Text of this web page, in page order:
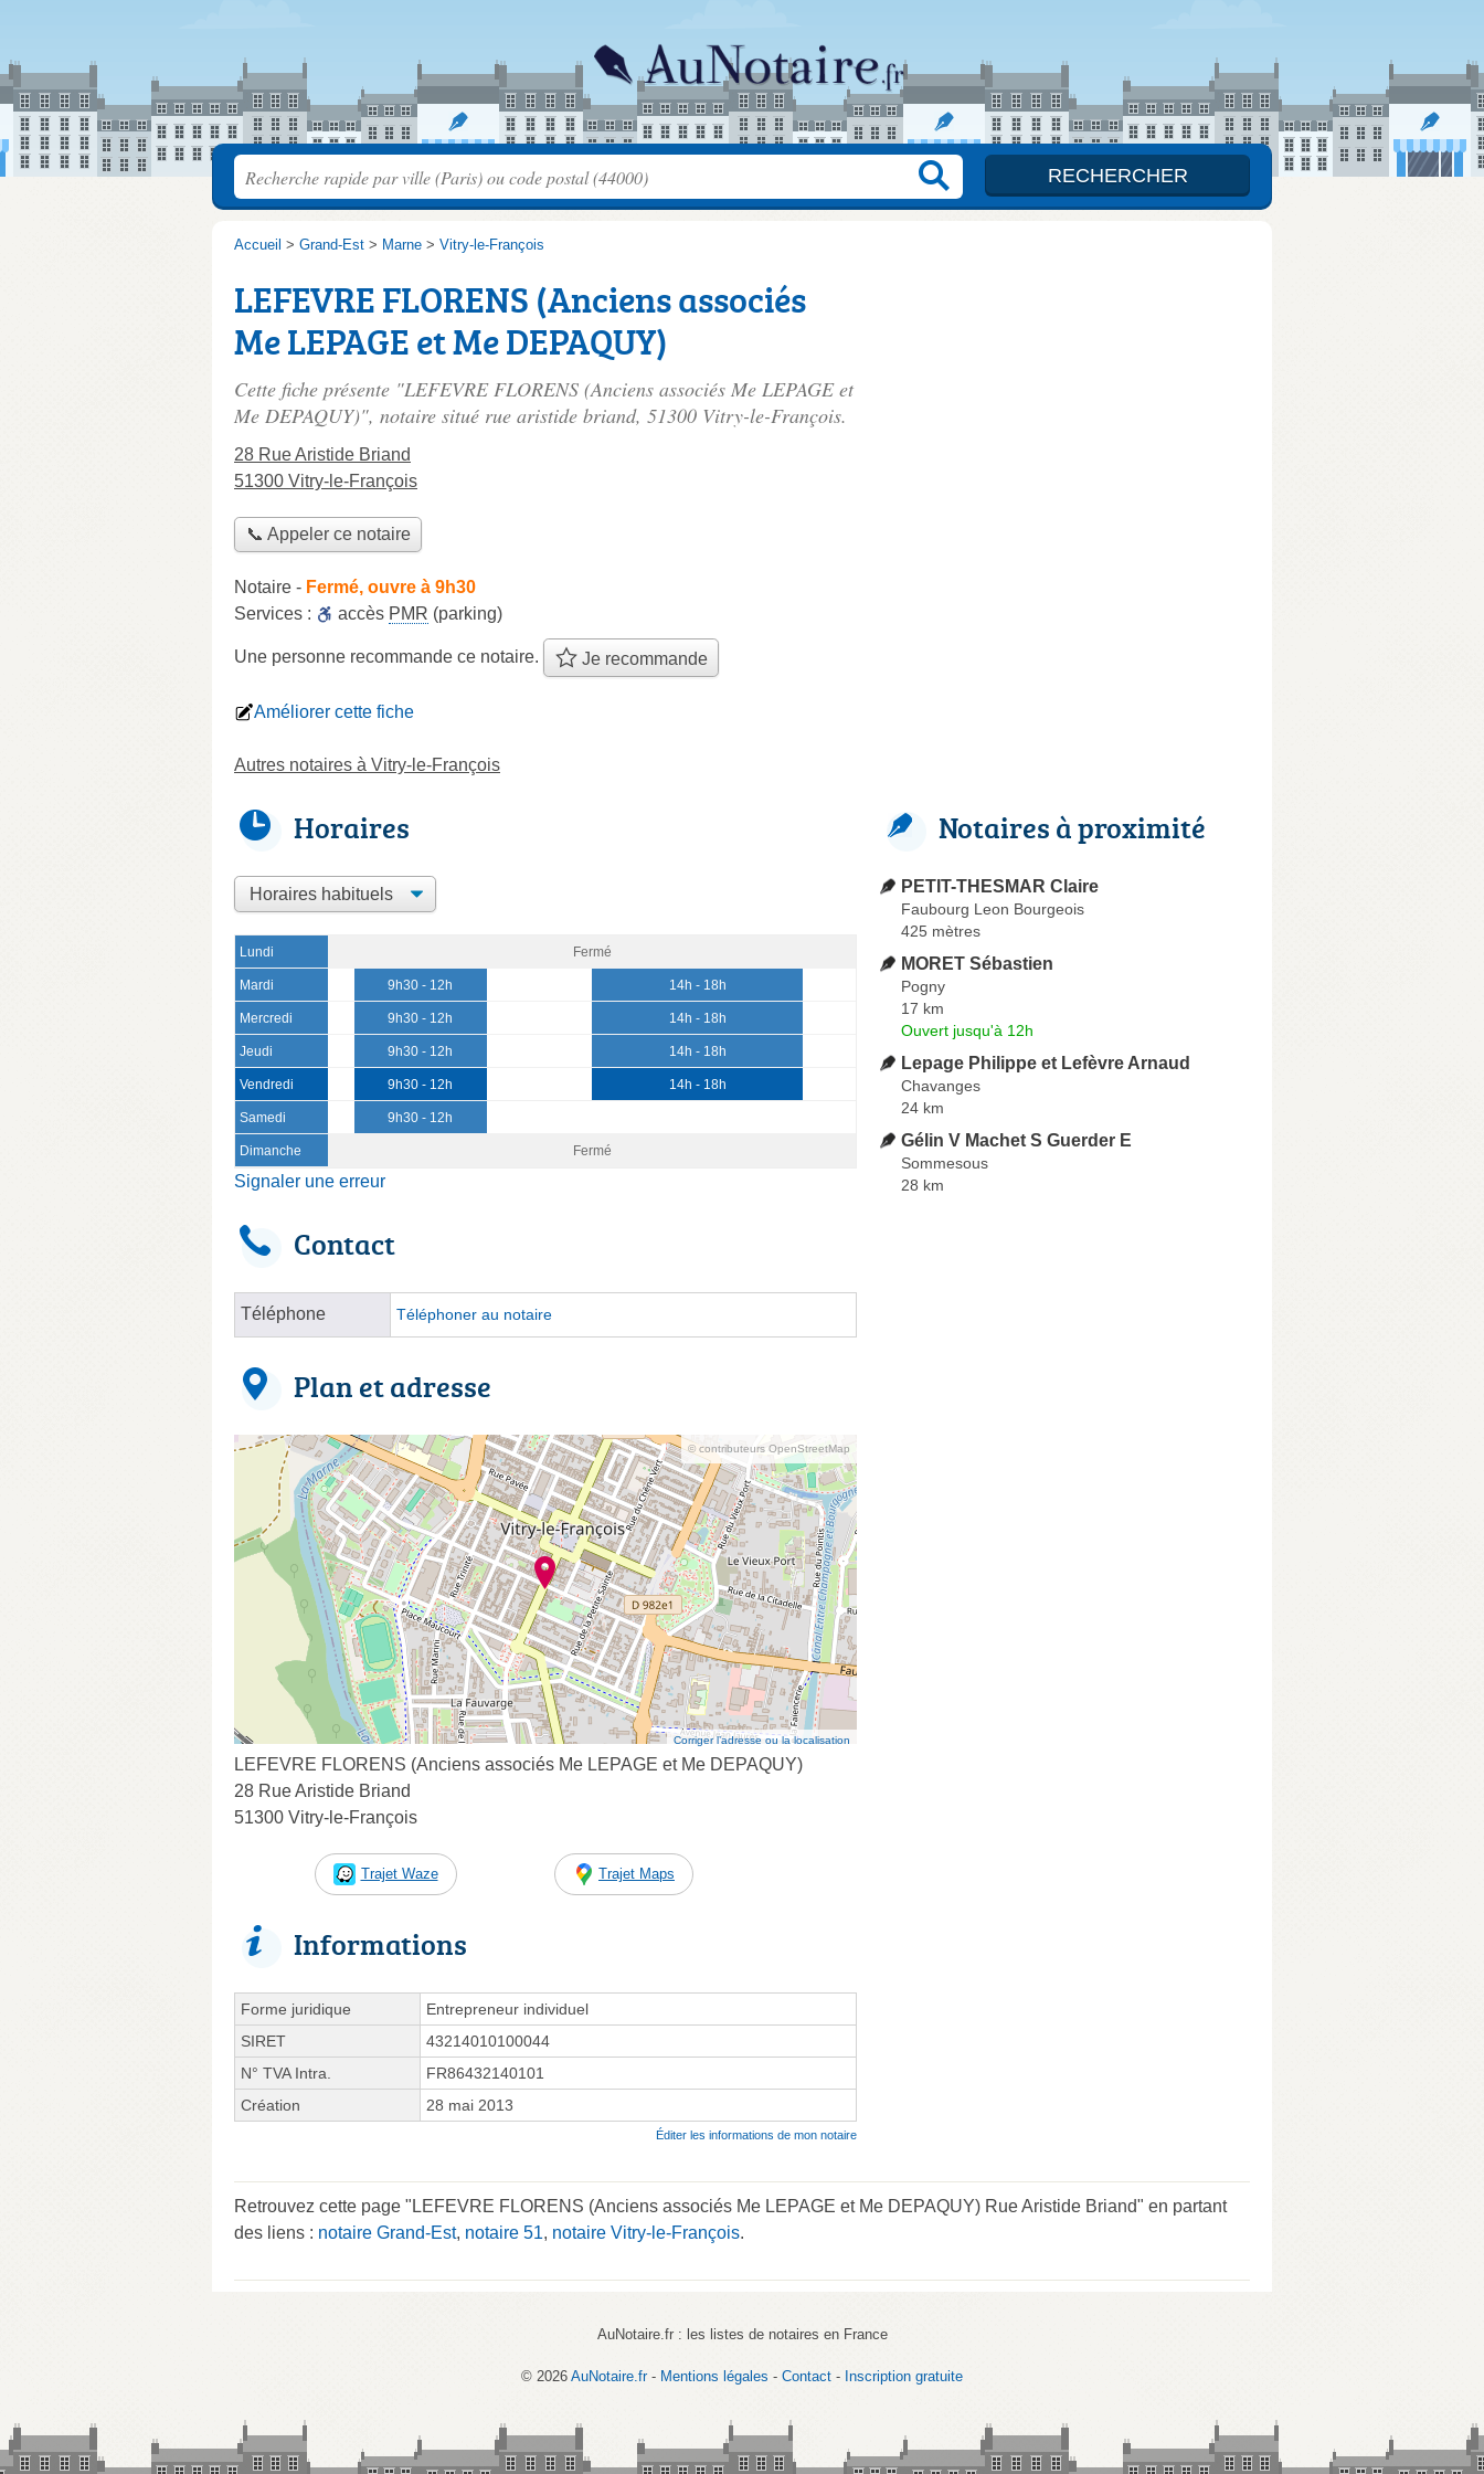
Accueil > Grand-Est > Marne > Vitry-le-François
LEFEVRE FLORENS (Anciens associés
Me LEPAGE et Me DEPAQUY)
Cette fiche présente "LEFEVRE FLORENS (Anciens associés Me LEPAGE et
Me DEPAQUY)", notaire situé rue aristide briand, 51300 Vitry-le-François.
28 Rue Aristide Briand
51300 Vitry-le-François
📞 Appeler ce notaire
Notaire - Fermé, ouvre à 9h30
Services :
accès PMR (parking)
Une personne recommande ce notaire. Je recommande
Améliorer cette fiche
Autres notaires à Vitry-le-François
Horaires
Lundi Fermé
Mardi 9h30 - 12h 14h - 18h
Mercredi 9h30 - 12h 14h - 18h
Jeudi 9h30 - 12h 14h - 18h
Vendredi 9h30 - 12h 14h - 18h
Samedi 9h30 - 12h
Dimanche Fermé
Signaler une erreur
Contact
Téléphone Téléphoner au notaire
Plan et adresse
© contributeurs OpenStreetMap
Corriger l’adresse ou la localisation
LEFEVRE FLORENS (Anciens associés Me LEPAGE et Me DEPAQUY)
28 Rue Aristide Briand
51300 Vitry-le-François
Trajet Waze Trajet Maps
Informations
Forme juridique
Entrepreneur individuel
SIRET
43214010100044
N° TVA Intra.
FR86432140101
Création
28 mai 2013
Éditer les informations de mon notaire
Notaires à proximité
PETIT-THESMAR Claire
Faubourg Leon Bourgeois
425 mètres
MORET Sébastien
Pogny
17 km
Ouvert jusqu'à 12h
Lepage Philippe et Lefèvre Arnaud
Chavanges
24 km
Gélin V Machet S Guerder E
Sommesous
28 km
Retrouvez cette page "LEFEVRE FLORENS (Anciens associés Me LEPAGE et Me DEPAQUY) Rue Aristide Briand" en partant
des liens : notaire Grand-Est, notaire 51, notaire Vitry-le-François.
AuNotaire.fr : les listes de notaires en France
© 2026 AuNotaire.fr - Mentions légales - Contact - Inscription gratuite